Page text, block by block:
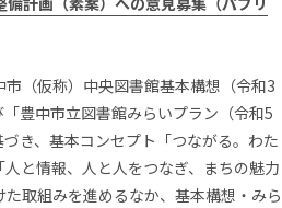
（仮称）中央図書館基本構想（令和3
豊中市立図書館みらいプラン（令和5
き、基本コンセプト「つながる。わた
と情報、人と人をつなぎ、まちの魅力
取組みを進めるなか、基本構想・みら